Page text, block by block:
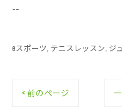
--
eスポーツ テニスレッスン ジ
< 前のページ